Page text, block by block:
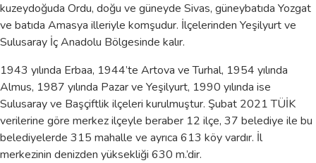
kuzeydoğuda Ordu, doğu ve güneyde Sivas, güneybatıda Yozgat
ve batıda Amasya illeriyle komşudur. İlçelerinden Yeşilyurt ve
Sulusaray İç Anadolu Bölgesinde kalır.
1943 yılında Erbaa, 1944’te Artova ve Turhal, 1954 yılında
Almus, 1987 yılında Pazar ve Yeşilyurt, 1990 yılında ise
Sulusaray ve Başçiftlik ilçeleri kurulmuştur. Şubat 2021 TÜİK
verilerine göre merkez ilçeyle beraber 12 ilçe, 37 belediye ile bu
belediyelerde 315 mahalle ve ayrıca 613 köy vardır. İl
merkezinin denizden yüksekliği 630 m.’dir.